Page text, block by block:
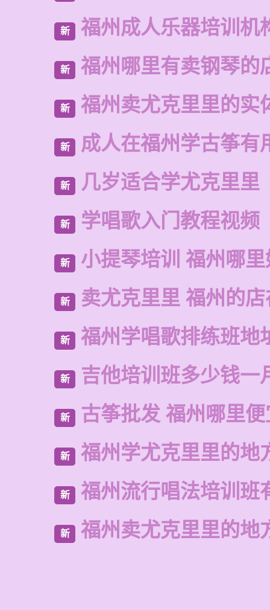
新 福州成人乐器培训机
新 福州哪里有卖钢琴的
新 福州卖尤克里里的实
新 成人在福州学古筝有
新 几岁适合学尤克里里
新 学唱歌入门教程视频
新 小提琴培训 福州哪
新 卖尤克里里 福州的
新 福州学唱歌排练班地
新 吉他培训班多少钱一
新 古筝批发 福州哪里
新 福州学尤克里里的地
新 福州流行唱法培训班
新 福州卖尤克里里的地